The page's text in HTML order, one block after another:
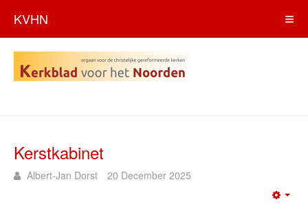
KVHN
Kerstkabinet
Albert-Jan Dorst 20 December 2025